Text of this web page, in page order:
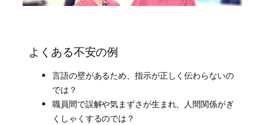
よくある不安の例
言語の壁があるため、指示が正しく伝わらないの
では？
職員間で誤解や気まずさが生まれ、人間関係がぎ
くしゃくするのでは？